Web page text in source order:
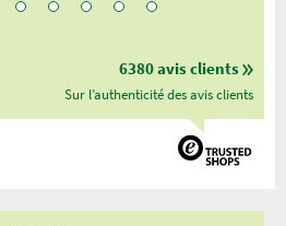
6380 avis clients
Sur l’authenticité des avis clients